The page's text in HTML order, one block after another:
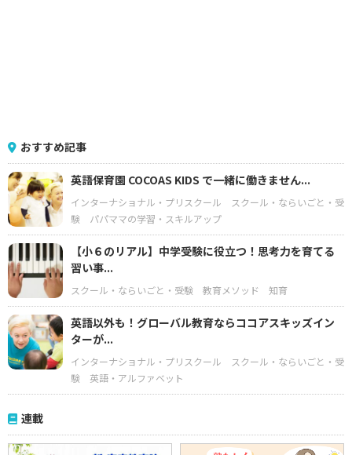
おすすめ記事
英語保育園 COCOAS KIDS で一緒に働きません...
インターナショナル・プリスクール
スクール・ならいごと・受
験
パパママの学習・スキルアップ
【小６のリアル】中学受験に役立つ！思考力を育てる
習い事...
スクール・ならいごと・受験 教育メソッド 知育
英語以外も！グローバル教育ならココアスキッズイン
ターが...
インターナショナル・プリスクール
スクール・ならいごと・受
験
英語・アルファベット
連載